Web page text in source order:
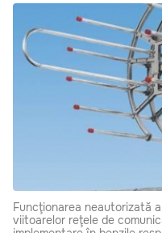
Funcţionarea neautorizată
viitoarelor reţele de